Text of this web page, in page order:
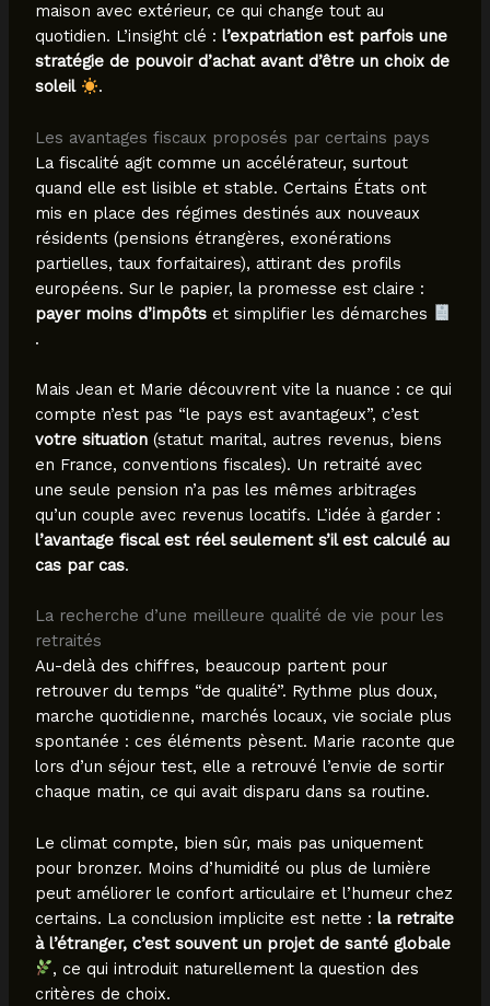
maison avec extérieur, ce qui change tout au
quotidien. L’insight clé : l’expatriation est parfois une
stratégie de pouvoir d’achat avant d’être un choix de
soleil
.
Les avantages fiscaux proposés par certains pays
La fiscalité agit comme un accélérateur, surtout
quand elle est lisible et stable. Certains États ont
mis en place des régimes destinés aux nouveaux
résidents (pensions étrangères, exonérations
partielles, taux forfaitaires), attirant des profils
européens. Sur le papier, la promesse est claire :
payer moins d’impôtset simplifier les démarches
.
Mais Jean et Marie découvrent vite la nuance : ce qui
compte n’est pas “le pays est avantageux”, c’est
votre situation(statut marital, autres revenus, biens
en France, conventions fiscales). Un retraité avec
une seule pension n’a pas les mêmes arbitrages
qu’un couple avec revenus locatifs. L’idée à garder :
l’avantage fiscal est réel seulement s’il est calculé au
cas par cas.
La recherche d’une meilleure qualité de vie pour les
retraités
Au-delà des chiffres, beaucoup partent pour
retrouver du temps “de qualité”. Rythme plus doux,
marche quotidienne, marchés locaux, vie sociale plus
spontanée : ces éléments pèsent. Marie raconte que
lors d’un séjour test, elle a retrouvé l’envie de sortir
chaque matin, ce qui avait disparu dans sa routine.
Le climat compte, bien sûr, mais pas uniquement
pour bronzer. Moins d’humidité ou plus de lumière
peut améliorer le confort articulaire et l’humeur chez
certains. La conclusion implicite est nette : la retraite
à l’étranger, c’est souvent un projet de santé globale
, ce qui introduit naturellement la question des
critères de choix.